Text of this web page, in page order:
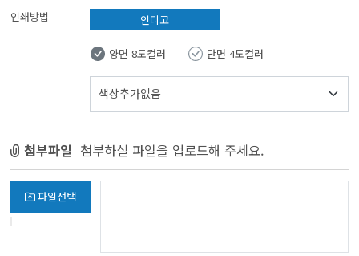
인쇄방법 인디고
양면 8도컬러 단면 4도컬러
첨부파일 첨부하실 파일을 업로드해 주세요.
파일선택